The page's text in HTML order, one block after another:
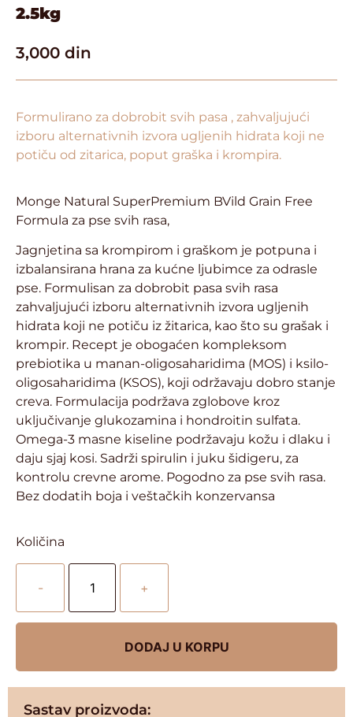
2.5kg
3,000 din
Formulirano za dobrobit svih pasa , zahvaljujući
izboru alternativnih izvora ugljenih hidrata koji ne
potiču od zitarica, poput graška i krompira.
Monge Natural SuperPremium BVild Grain Free
Formula za pse svih rasa,
Jagnjetina sa krompirom i graškom je potpuna i
izbalansirana hrana za kućne ljubimce za odrasle
pse. Formulisan za dobrobit pasa svih rasa
zahvaljujući izboru alternativnih izvora ugljenih
hidrata koji ne potiču iz žitarica, kao što su grašak i
krompir. Recept je obogaćen kompleksom
prebiotika u manan-oligosaharidima (MOS) i ksilo-
oligosaharidima (KSOS), koji održavaju dobro stanje
creva. Formulacija podržava zglobove kroz
uključivanje glukozamina i hondroitin sulfata.
Omega-3 masne kiseline podržavaju kožu i dlaku i
daju sjaj kosi. Sadrži spirulin i juku šidigeru, za
kontrolu crevne arome. Pogodno za pse svih rasa.
Bez dodatih boja i veštačkih konzervansa
Količina
- +
DODAJ U KORPU
Sastav proizvoda: